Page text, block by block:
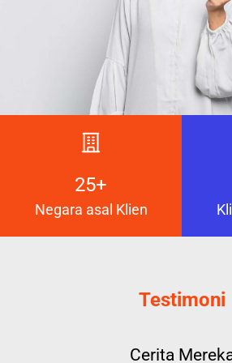
25+
Negara asal Klien
Testimoni
Cerita